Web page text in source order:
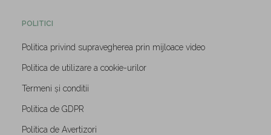
POLITICI
Politica privind supravegherea prin mijloace video
Politica de utilizare a cookie-urilor
Termeni și conditii
Politica de GDPR
Politica de Avertizori